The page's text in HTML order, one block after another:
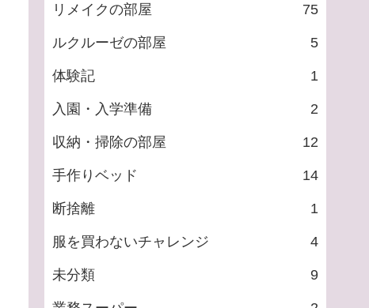
リメイクの部屋 75
ルクルーゼの部屋 5
体験記 1
入園・入学準備 2
収納・掃除の部屋 12
手作りベッド 14
断捨離 1
服を買わないチャレンジ 4
未分類 9